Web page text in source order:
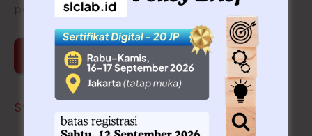
pengambilan kebijakan.
Stok habis